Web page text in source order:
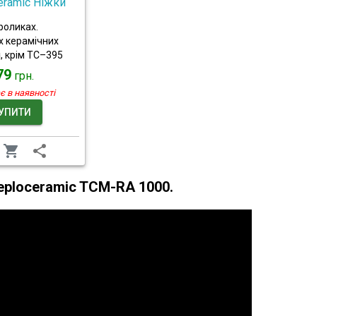
керамічних
крім ТС–395
грн.
в наявності
TCM-RA 1000.